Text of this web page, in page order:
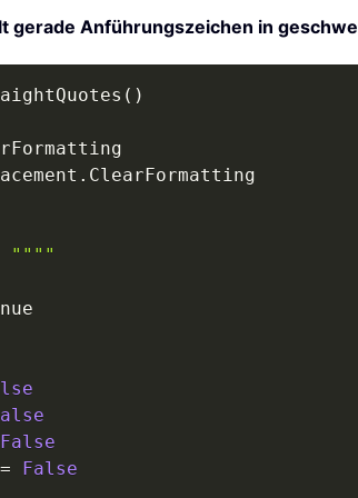
gerade Anführungszeichen in
( )
.
""""
False
=
False